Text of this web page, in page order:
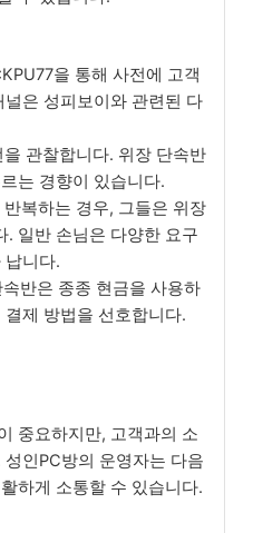
을 통해 사전에 고객
은 성피보이와 관련된 다
관찰합니다. 위장 단속반
는 경향이 있습니다.
복하는 경우, 그들은 위장
. 일반 손님은 다양한 요구
납니다.
반은 종종 현금을 사용하
제 방법을 선호합니다.
중요하지만, 고객과의 소
인PC방의 운영자는 다음
하게 소통할 수 있습니다.